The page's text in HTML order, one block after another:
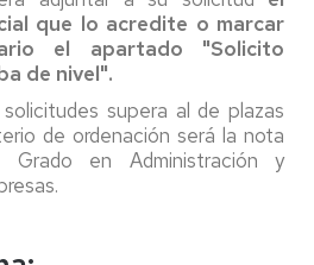
que lo acredite o marcar
el apartado "Solicito
de nivel".
supera al de plazas
de ordenación será la nota
Grado en Administración y